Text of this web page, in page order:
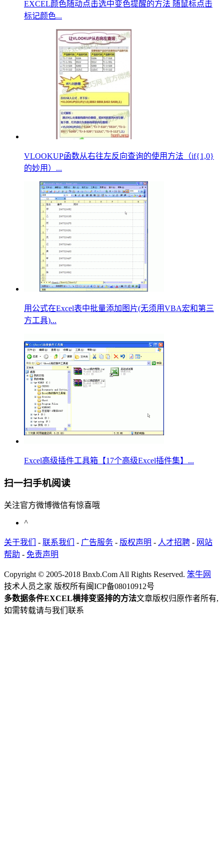
EXCEL颜色随动点击选中变色提醒的方法 随鼠标点击
标记颜色...
VLOOKUP函数从右往左反向查询的使用方法（if{1,0}
的妙用）...
用公式在Excel表中批量添加图片(无须用VBA宏和第三
方工具)...
Excel高级插件工具箱【17个高级Excel插件集】...
扫一扫手机阅读
关注官方微博微信有惊喜哦
^
关于我们 - 联系我们 - 广告服务 - 版权声明 - 人才招聘 - 网站
帮助 - 免责声明
Copyright © 2005-2018 Bnxb.Com All Rights Reserved. 笨牛网
技术人员之家 版权所有闽ICP备08010912号
多数据条件EXCEL横排变竖排的方法文章版权归原作者所有,
如需转载请与我们联系